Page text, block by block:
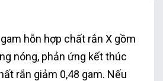
hỗn hợp chất rắn X gồm
nóng, phản ứng kết thúc
rắn giảm 0,48 gam. Nếu